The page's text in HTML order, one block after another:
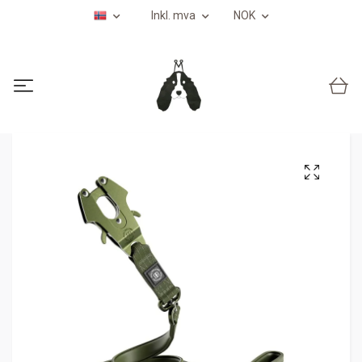
Inkl. mva NOK